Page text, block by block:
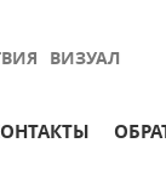
ВИЗУАЛ